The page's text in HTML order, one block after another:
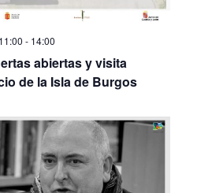
- 14:00
abiertas y visita
de la Isla de Burgos